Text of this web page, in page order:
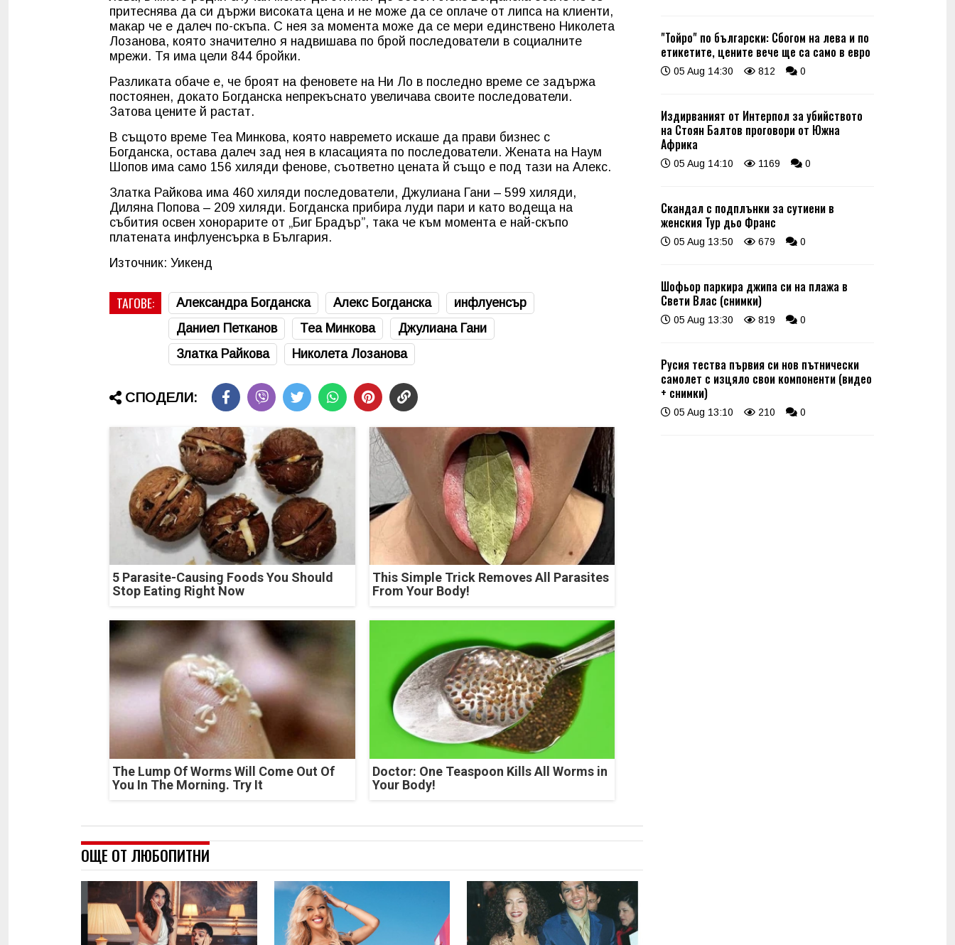
притеснява да си държи високата цена и не може да се оплаче от липса на клиенти,
макар че е далеч по-скъпа. С нея за момента може да се мери единствено Николета
Лозанова, която значително я надвишава по брой последователи в социалните
мрежи. Тя има цели 844 бройки.
Разликата обаче е, че броят на феновете на Ни Ло в последно време се задържа
постоянен, докато Богданска непрекъснато увеличава своите последователи.
Затова цените й растат.
В същото време Теа Минкова, която навремето искаше да прави бизнес с
Богданска, остава далеч зад нея в класацията по последователи. Жената на Наум
Шопов има само 156 хиляди фенове, съответно цената й също е под тази на Алекс.
Златка Райкова има 460 хиляди последователи, Джулиана Гани – 599 хиляди,
Диляна Попова – 209 хиляди. Богданска прибира луди пари и като водеща на
събития освен хонорарите от „Биг Брадър”, така че към момента е най-скъпо
платената инфлуенсърка в България.
Източник: Уикенд
ТАГОВЕ: Александра Богданска Алекс Богданска
инфлуенсър
Даниел Петканов
Теа Минкова
Джулиана Гани
Златка Райкова
Николета Лозанова
СПОДЕЛИ:
5 Parasite-Causing Foods You Should
Stop Eating Right Now
This Simple Trick Removes All Parasites
From Your Body!
The Lump Of Worms Will Come Out Of
You In The Morning. Try It
Doctor: One Teaspoon Kills All Worms in
Your Body!
ОЩЕ ОТ ЛЮБОПИТНИ
"Тойро" по български: Сбогом на лева и по
етикетите, цените вече ще са само в евро
05 Aug 14:30 812 0
Издирваният от Интерпол за убийството
на Стоян Балтов проговори от Южна
Африка
05 Aug 14:10 1169 0
Скандал с подплънки за сутиени в
женския Тур дьо Франс
05 Aug 13:50 679 0
Шофьор паркира джипа си на плажа в
Свети Влас (снимки)
05 Aug 13:30 819 0
Русия тества първия си нов пътнически
самолет с изцяло свои компоненти (видео
+ снимки)
05 Aug 13:10 210 0